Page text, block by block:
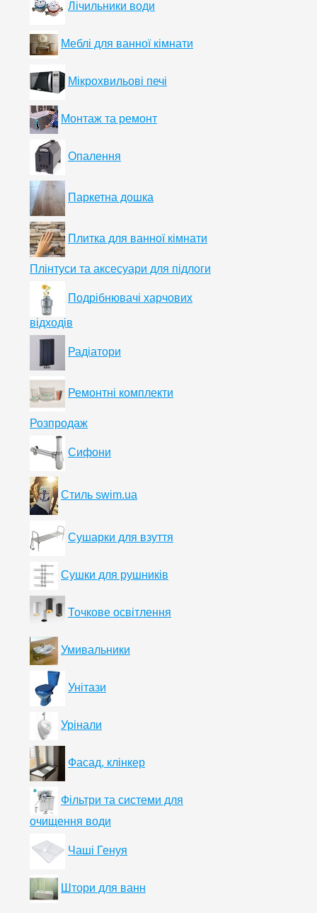
Лічильники води
Меблі для ванної кімнати
Мікрохвильові печі
Монтаж та ремонт
Опалення
Паркетна дошка
Плитка для ванної кімнати
Плінтуси та аксесуари для підлоги
Подрібнювачі харчових
відходів
Радіатори
Ремонтні комплекти
Розпродаж
Сифони
Стиль swim.ua
Сушарки для взуття
Сушки для рушників
Точкове освітлення
Умивальники
Унітази
Урінали
Фасад, клінкер
Фільтри та системи для
очищення води
Чаші Генуя
Штори для ванн